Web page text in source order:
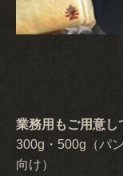
業務用もご用意し
300g・500g（パ
向け）